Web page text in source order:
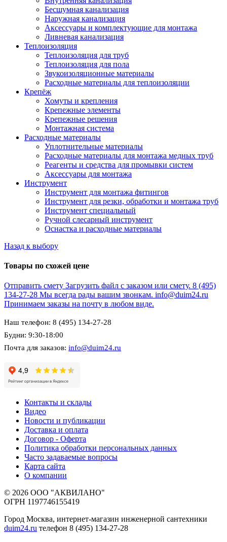
Бесшумная канализация
Наружная канализация
Аксессуары и комплектующие для монтажа
Ливневая канализация
Теплоизоляция
Теплоизоляция для труб
Теплоизоляция для пола
Звукоизоляционные материалы
Расходные материалы для теплоизоляции
Крепёж
Хомуты и крепления
Крепежные элементы
Крепежные решения
Монтажная система
Расходные материалы
Уплотнительные материалы
Расходные материалы для монтажа медных труб
Реагенты и средства для промывки систем
Аксессуары для монтажа
Инструмент
Инструмент для монтажа фитингов
Инструмент для резки, обработки и монтажа труб
Инструмент специальный
Ручной слесарный инструмент
Оснастка и расходные материалы
Назад к выбору
Товары по схожей цене
Отправить смету Загрузить файл с заказом или смету. 8 (495)
134-27-28 Мы всегда рады вашим звонкам. info@duim24.ru
Принимаем заказы на почту в любом виде.
Наш телефон: 8 (495) 134-27-28
Будни: 9:30-18:00
Почта для заказов: info@duim24.ru
Контакты и склады
Видео
Новости и публикации
Доставка и оплата
Договор - Оферта
Политика обработки персональных данных
Часто задаваемые вопросы
Карта сайта
О компании
© 2026 ООО "АКВИЛАНО"
ОГРН 1197746155419
Город Москва, интернет-магазин инженерной сантехники
duim24.ru телефон 8 (495) 134-27-28